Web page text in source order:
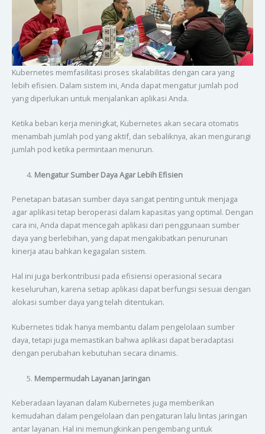
Kubernetes memfasilitasi proses skalabilitas dengan cara yang
lebih efisien. Dalam sistem ini, Anda dapat mengatur jumlah pod
yang diperlukan untuk menjalankan aplikasi Anda.
Ketika beban kerja meningkat, Kubernetes akan secara otomatis
menambah jumlah pod yang aktif, dan sebaliknya, akan mengurangi
jumlah pod ketika permintaan menurun.
Mengatur Sumber Daya Agar Lebih Efisien
Penetapan batasan sumber daya sangat penting untuk menjaga
agar aplikasi tetap beroperasi dalam kapasitas yang optimal. Dengan
cara ini, Anda dapat mencegah aplikasi dari penggunaan sumber
daya yang berlebihan, yang dapat mengakibatkan penurunan
kinerja atau bahkan kegagalan sistem.
Hal ini juga berkontribusi pada efisiensi operasional secara
keseluruhan, karena setiap aplikasi dapat berfungsi sesuai dengan
alokasi sumber daya yang telah ditentukan.
Kubernetes tidak hanya membantu dalam pengelolaan sumber
daya, tetapi juga memastikan bahwa aplikasi dapat beradaptasi
dengan perubahan kebutuhan secara dinamis.
Mempermudah Layanan Jaringan
Keberadaan layanan dalam Kubernetes juga memberikan
kemudahan dalam pengelolaan dan pengaturan lalu lintas jaringan
antar layanan. Hal ini memungkinkan pengembang untuk